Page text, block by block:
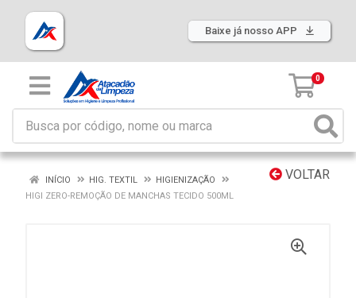
Baixe já nosso APP
0
VOLTAR
INÍCIO HIG. TEXTIL
HIGIENIZAÇÃO
HIGI ZERO-REMOÇÃO DE MANCHAS TECIDO 500ML